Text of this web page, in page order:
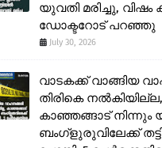
യുവതി മരിച്ചു, വിഷം
ഡോക്ടറോട് പറഞ്ഞു
July 30, 2026
വാടകക്ക് വാങ്ങിയ
തിരികെ നൽകിയില്ല,
കാഞ്ഞങ്ങാട് നിന്നും
ബംഗ്ളുരുവിലേക്ക്